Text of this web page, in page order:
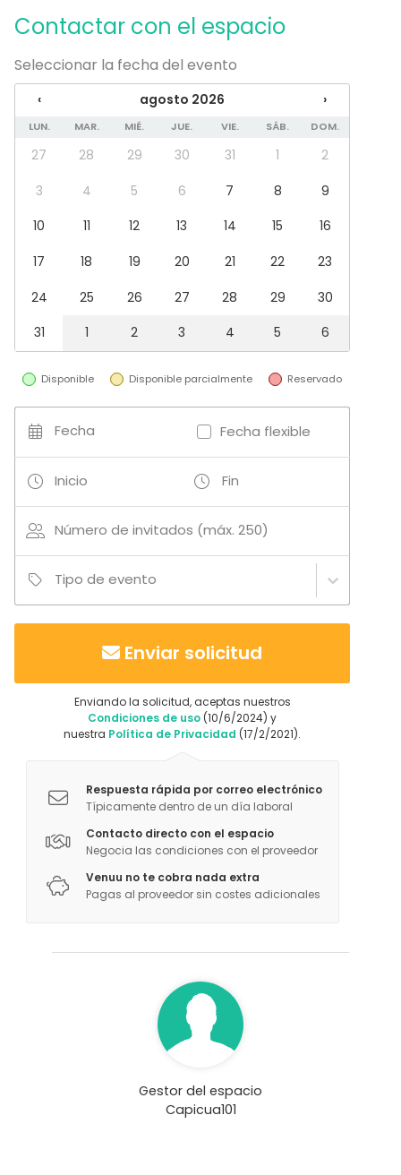
Zona exterior
Uso exclusivo
Propia música OK
Eventos nocturnos OK
Accesible minusválidos
WC para minusválidos
Equipamiento
Cocina para cliente
Bola de disco ;)
Vajilla
Mobiliario
Tipo de eventos
Fiesta
Boda
Cena / Comida
Reunión / Workshop
Evento corporativo
Fiesta infantil
Fiesta de empresa
Celebración familiar
Salón de banquetes
Espacio multiuso
Sala de reuniones
Discoteca
Comedor privado
Auditorio
Aula de formación
Galería / Museo
Espacio al aire libre
Espacio creativo
Sala o parque infantil
Sala de conferencias
Terraza
Cocción / Clase de cócteles
Actividades al aire libre
Contactar con el espacio
Seleccionar la fecha del evento
‹ agosto 2026 ›
LUN. MAR. MIÉ. JUE. VIE. SÁB. DOM.
27 28 29 30 31 1
2
3
4 5 6 7 8
9
10
11 12 13 14 15
16
17
18 19 20 21 22
23
24
25 26 27 28 29
30
31
1 2 3 4 5 6
Disponible Disponible parcialmente Reservado
Fecha Fecha flexible
Inicio Fin
Número de invitados (máx. 250)
Tipo de evento
Enviar solicitud
Enviando la solicitud, aceptas nuestros
Condiciones de uso (10/6/2024) y
nuestra Política de Privacidad (17/2/2021).
Respuesta rápida por correo electrónico
Típicamente dentro de un día laboral
Contacto directo con el espacio
Negocia las condiciones con el proveedor
Venuu no te cobra nada extra
Pagas al proveedor sin costes adicionales
Gestor del espacio
Capicua101